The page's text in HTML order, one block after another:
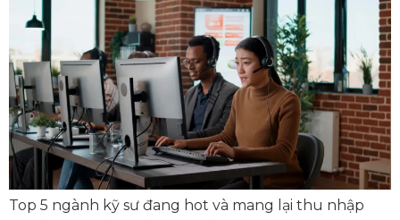
Top 5 ngành kỹ sư đang hot và mang lại thu nhập